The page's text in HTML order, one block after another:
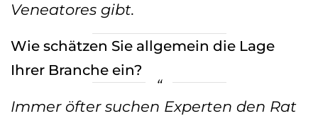
Veneatores gibt.
Wie schätzen Sie allgemein die Lage
Ihrer Branche ein?
Immer öfter suchen Experten den Rat